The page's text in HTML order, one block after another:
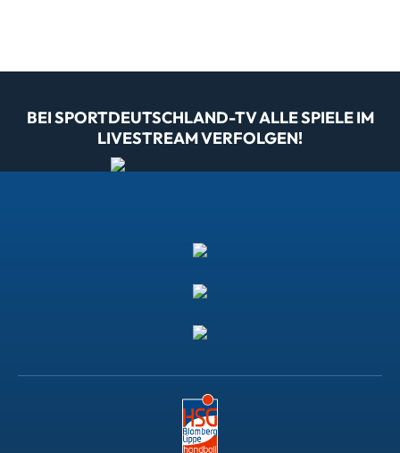
BEI SPORTDEUTSCHLAND-TV ALLE SPIELE IM
LIVESTREAM VERFOLGEN!